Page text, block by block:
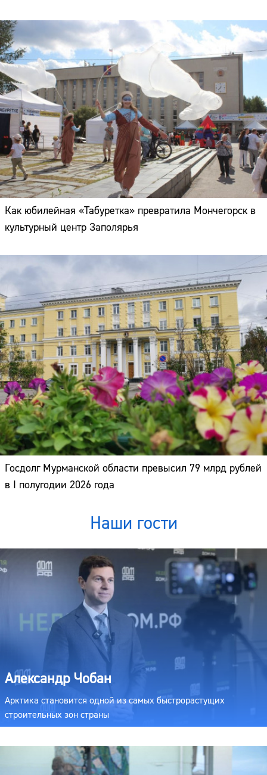
Как юбилейная «Табуретка» превратила Мончегорск в
культурный центр Заполярья
Госдолг Мурманской области превысил 79 млрд рублей
в I полугодии 2026 года
Наши гости
Александр Чобан
Арктика становится одной из самых быстрорастущих
строительных зон страны